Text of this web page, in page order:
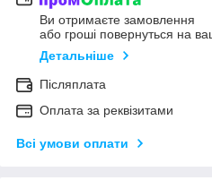
Ви отримаєте замовлення
або гроші повернуться на
Детальніше
Післяплата
Оплата за реквізитами
Всі умови оплати